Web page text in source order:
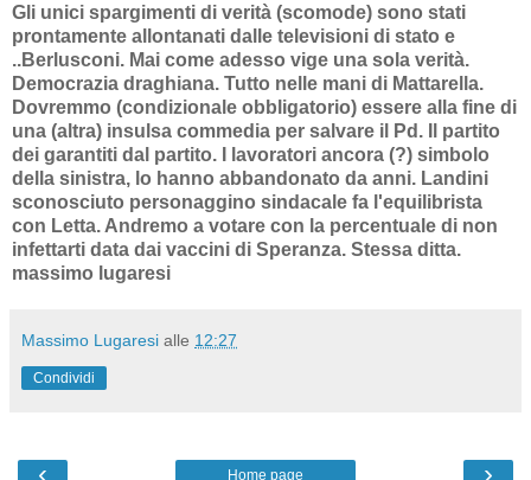
Gli unici spargimenti di verità (scomode) sono stati
prontamente allontanati dalle televisioni di stato e
..Berlusconi. Mai come adesso vige una sola verità.
Democrazia draghiana. Tutto nelle mani di Mattarella.
Dovremmo (condizionale obbligatorio) essere alla fine di
una (altra) insulsa commedia per salvare il Pd. Il partito
dei garantiti dal partito. I lavoratori ancora (?) simbolo
della sinistra, lo hanno abbandonato da anni. Landini
sconosciuto personaggino sindacale fa l'equilibrista
con Letta. Andremo a votare con la percentuale di non
infettarti data dai vaccini di Speranza. Stessa ditta.
massimo lugaresi
Massimo Lugaresi alle 12:27
Condividi
‹ ›
Home page